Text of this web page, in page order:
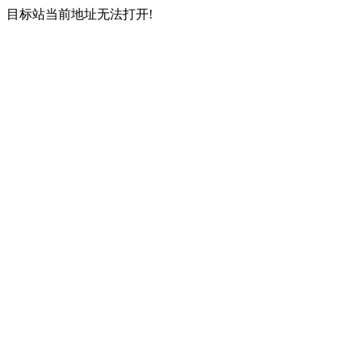
目标站当前地址无法打开!